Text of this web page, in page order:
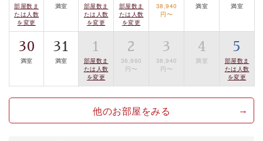
以上がプラン内容です。
上諏訪温泉“しんゆ”なら諏訪大社など歴史ある諏訪の街
で心癒されます。
清らかな源泉、自然の恵みあるお食事、諏訪湖に包まれ
るお部屋、 大人のたしなみを感じていただける、美しく
癒される宿で贅沢に幸せのときを安心してお過ごしくだ
部屋数ま
たは人数
を変更
満室
部屋数ま
たは人数
を変更
部屋数ま
たは人数
を変更
38,940
円〜
満室 満室
30
満室
31
満室
1
部屋数ま
たは人数
を変更
2
36,960
円〜
3
38,940
円〜
4
満室
5
部屋数ま
たは人数
を変更
他のお部屋をみる